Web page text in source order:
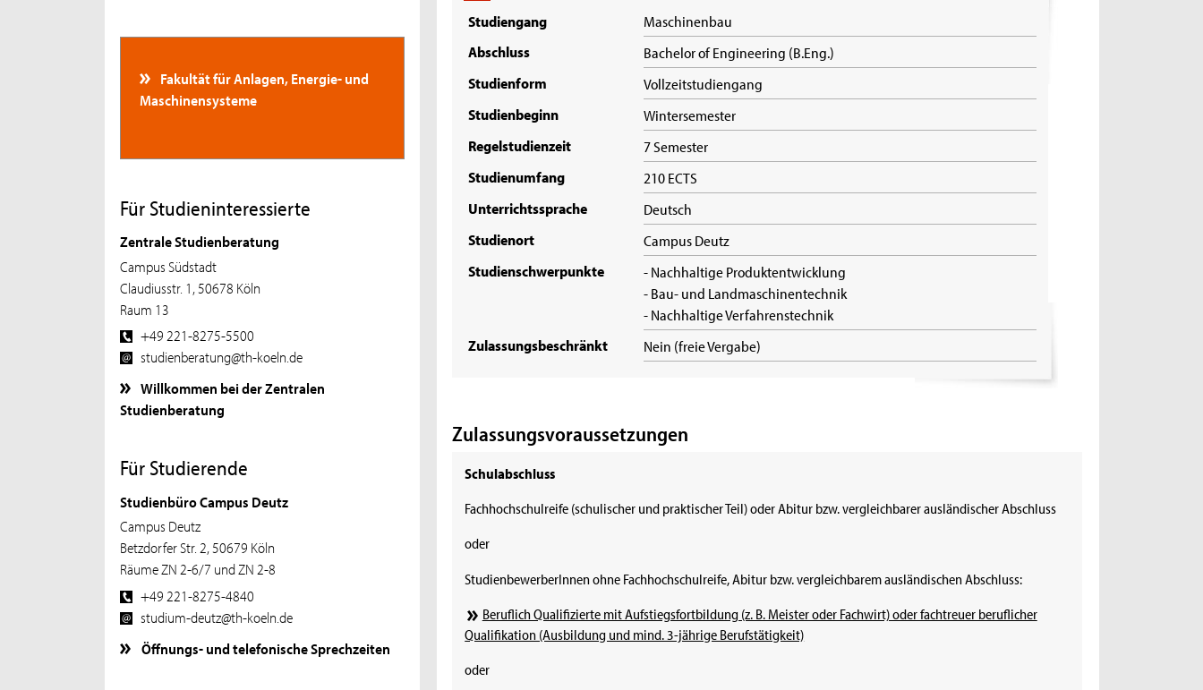
Fakultät für Anlagen, Energie- und
Maschinensysteme
Für Studieninteressierte
Zentrale Studienberatung
Campus Südstadt
Claudiusstr. 1, 50678 Köln
Raum 13
+49 221-8275-5500
studienberatung@th-koeln.de
Willkommen bei der Zentralen
Studienberatung
Für Studierende
Studienbüro Campus Deutz
Campus Deutz
Betzdorfer Str. 2, 50679 Köln
Räume ZN 2-6/7 und ZN 2-8
+49 221-8275-4840
studium-deutz@th-koeln.de
Öffnungs- und telefonische Sprechzeiten
Studiengang
Maschinenbau
Abschluss
Bachelor of Engineering (B.Eng.)
Studienform
Vollzeitstudiengang
Studienbeginn
Wintersemester
Regelstudienzeit
7 Semester
Studienumfang
210 ECTS
Unterrichtssprache
Deutsch
Studienort
Campus Deutz
Studienschwerpunkte
- Nachhaltige Produktentwicklung
- Bau- und Landmaschinentechnik
- Nachhaltige Verfahrenstechnik
Zulassungsbeschränkt
Nein (freie Vergabe)
Zulassungsvoraussetzungen
Schulabschluss
Fachhochschulreife (schulischer und praktischer Teil) oder Abitur bzw. vergleichbarer ausländischer Abschluss
oder
StudienbewerberInnen ohne Fachhochschulreife, Abitur bzw. vergleichbarem ausländischen Abschluss:
Beruflich Qualifizierte mit Aufstiegsfortbildung (z. B. Meister oder Fachwirt) oder fachtreuer beruflicher
Qualifikation (Ausbildung und mind. 3-jährige Berufstätigkeit)
oder